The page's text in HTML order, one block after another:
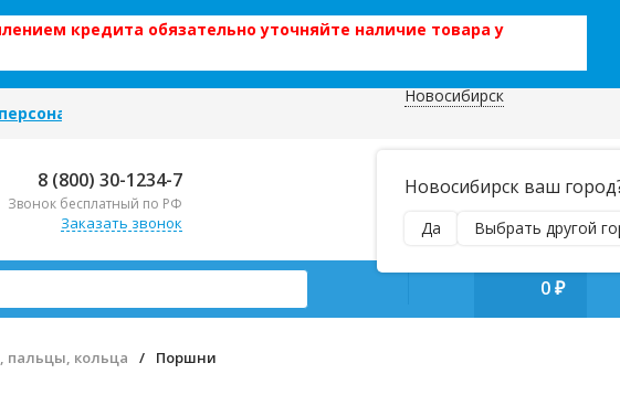
кредита обязательно уточняйте наличие товара у
данных
Новосибирск
Новосибирск ваш
Да Выбрать другой
8 (800) 30-1234-7
Звонок бесплатный по РФ
Заказать звонок
наложенным платежом!
manager@regiontehsnab.ru
0 ₽
кольца / Поршни